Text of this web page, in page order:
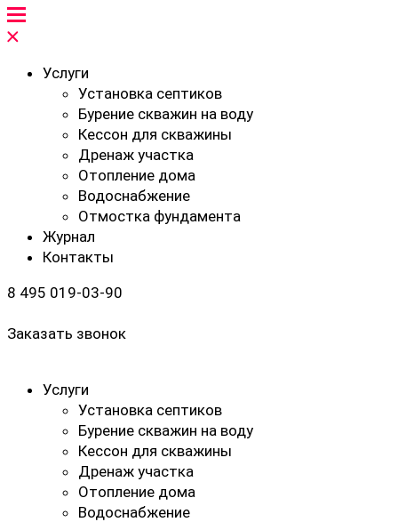
Услуги
Установка септиков
Бурение скважин на воду
Кессон для скважины
Дренаж участка
Отопление дома
Водоснабжение
Отмостка фундамента
Журнал
Контакты
8 495 019-03-90
Заказать звонок
Услуги
Установка септиков
Бурение скважин на воду
Кессон для скважины
Дренаж участка
Отопление дома
Водоснабжение